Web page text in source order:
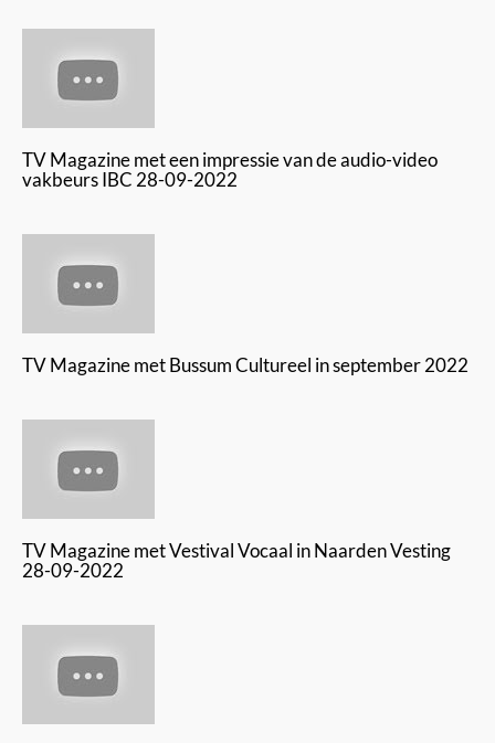
TV Magazine met een impressie van de audio-video
vakbeurs IBC 28-09-2022
TV Magazine met Bussum Cultureel in september 2022
TV Magazine met Vestival Vocaal in Naarden Vesting
28-09-2022